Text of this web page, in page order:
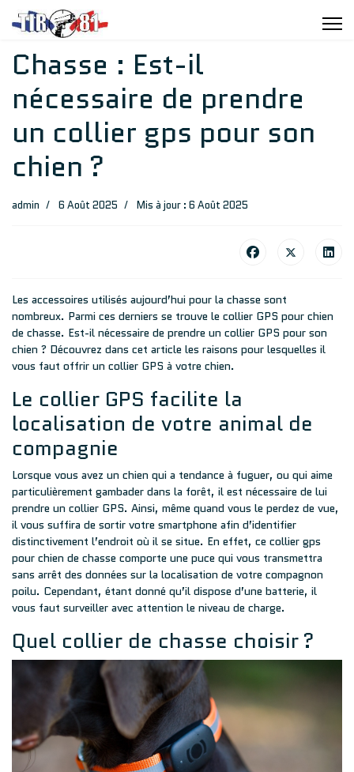
Chasse : Est-il
nécessaire de prendre
un collier gps pour son
chien ?
admin 6 Août 2025 Mis à jour : 6 Août 2025
Les accessoires utilisés aujourd’hui pour la chasse sont
nombreux. Parmi ces derniers se trouve le collier GPS pour chien
de chasse. Est-il nécessaire de prendre un collier GPS pour son
chien ? Découvrez dans cet article les raisons pour lesquelles il
vous faut offrir un collier GPS à votre chien.
Le collier GPS facilite la
localisation de votre animal de
compagnie
Lorsque vous avez un chien qui a tendance à fuguer, ou qui aime
particulièrement gambader dans la forêt, il est nécessaire de lui
prendre un collier GPS. Ainsi, même quand vous le perdez de vue,
il vous suffira de sortir votre smartphone afin d’identifier
distinctivement l’endroit où il se situe. En effet, ce collier gps
pour chien de chasse comporte une puce qui vous transmettra
sans arrêt des données sur la localisation de votre compagnon
poilu. Cependant, étant donné qu’il dispose d’une batterie, il
vous faut surveiller avec attention le niveau de charge.
Quel collier de chasse choisir ?